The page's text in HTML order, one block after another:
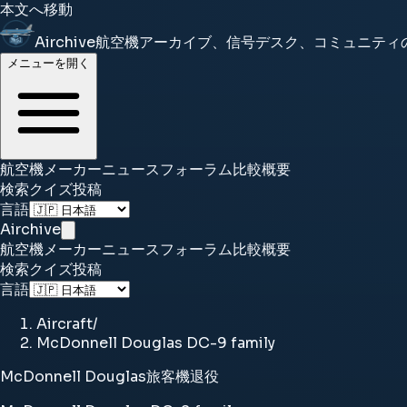
本文へ移動
Airchive航空機アーカイブ、信号デスク、コミュニティ
メニューを開く
航空機メーカーニュースフォーラム比較概要
検索クイズ投稿
言語
Airchive
航空機メーカーニュースフォーラム比較概要
検索クイズ投稿
言語
Aircraft/
McDonnell Douglas DC-9 family
McDonnell Douglas旅客機退役